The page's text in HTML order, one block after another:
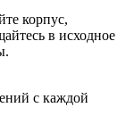
корпус,
в исходное
с каждой